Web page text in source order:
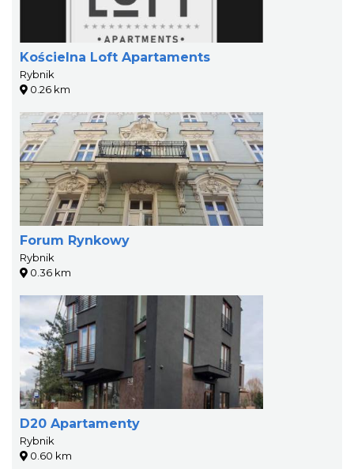
Kościelna Loft Apartaments
Rybnik
0.26 km
Forum Rynkowy
Rybnik
0.36 km
D20 Apartamenty
Rybnik
0.60 km